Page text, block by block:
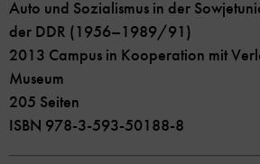
Auto und Sozialismus in der
der DDR (1956–1989/91)
2013 Campus in Kooperation mit
Museum
205 Seiten
ISBN 978-3-593-50188-8